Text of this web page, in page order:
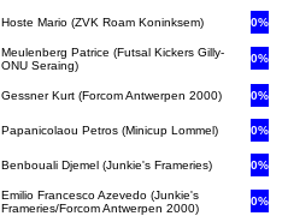
Hoste Mario (ZVK Roam Koninksem) 0%
Meulenberg Patrice (Futsal Kickers Gilly-
ONU Seraing)
0%
Gessner Kurt (Forcom Antwerpen 2000) 0%
Papanicolaou Petros (Minicup Lommel) 0%
Benbouali Djemel (Junkie's Frameries) 0%
Emilio Francesco Azevedo (Junkie's
Frameries/Forcom Antwerpen 2000)
0%